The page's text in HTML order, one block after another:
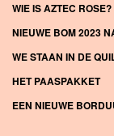
WIE IS AZTEC ROSE?
NIEUWE BOM 2023
WE STAAN IN DE
HET PAASPAKKET
EEN NIEUWE